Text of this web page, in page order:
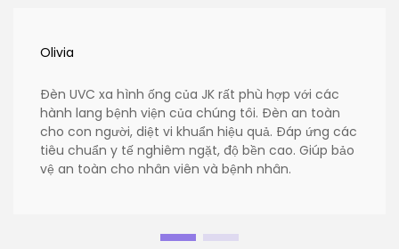
Olivia
Đèn UVC xa hình ống của JK rất phù hợp với các
hành lang bệnh viện của chúng tôi. Đèn an toàn
cho con người, diệt vi khuẩn hiệu quả. Đáp ứng các
tiêu chuẩn y tế nghiêm ngặt, độ bền cao. Giúp bảo
vệ an toàn cho nhân viên và bệnh nhân.